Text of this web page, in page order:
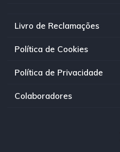
Livro de Reclamações
Política de Cookies
Política de Privacidade
Colaboradores